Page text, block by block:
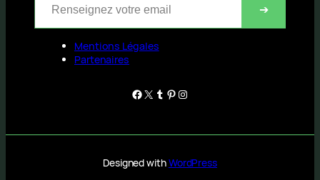
➔
Mentions Légales
Partenaires
Facebook
X Tumblr
Pinterest
Instagram
Designed withWordPress